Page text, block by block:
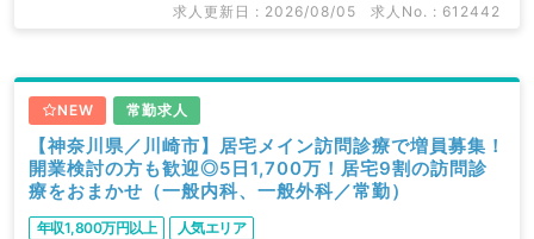
求人更新日 : 2026/08/05 求人No. : 612442
NEW 常勤求人
【神奈川県／川崎市】居宅メイン訪問診療で増員募集！
開業検討の方も歓迎◎5日1,700万！居宅9割の訪問診
療をおまかせ（一般内科、一般外科／常勤）
年収1,800万円以上 人気エリア